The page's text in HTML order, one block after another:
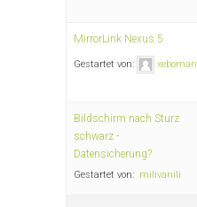
MirrorLink Nexus 5
Gestartet von: xeboman
Bildschirm nach Sturz
schwarz -
Datensicherung?
Gestartet von: milivanili